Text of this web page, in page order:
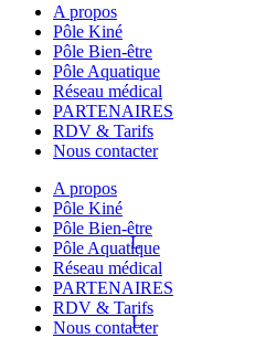
A propos
Pôle Kiné
Pôle Bien-être
Pôle Aquatique
Réseau médical
PARTENAIRES
RDV & Tarifs
Nous contacter
A propos
Pôle Kiné
Pôle Bien-être
Pôle Aquatique
Réseau médical
PARTENAIRES
RDV & Tarifs
Nous contacter